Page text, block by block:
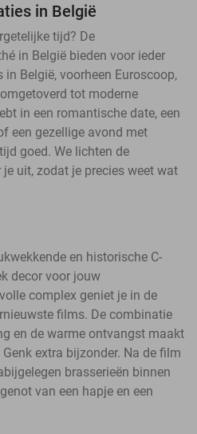
in België
tijd? De
in België bieden voor ieder
België, voorheen Euroscoop,
tot moderne
in een romantische date, een
een gezellige avond met
goed. We lichten de
uit, zodat je precies weet wat
en historische C-
decor voor jouw
complex geniet je in de
films. De combinatie
en de warme ontvangst maakt
extra bijzonder. Na de film
brasserieën binnen
van een hapje en een